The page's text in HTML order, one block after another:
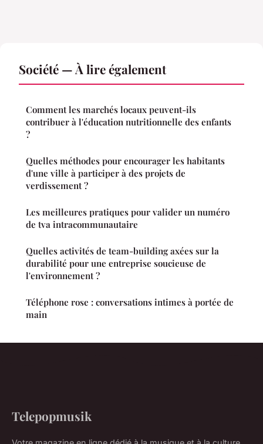
Société — À lire également
Comment les marchés locaux peuvent-ils
contribuer à l'éducation nutritionnelle des enfants
?
Quelles méthodes pour encourager les habitants
d'une ville à participer à des projets de
verdissement ?
Les meilleures pratiques pour valider un numéro
de tva intracommunautaire
Quelles activités de team-building axées sur la
durabilité pour une entreprise soucieuse de
l'environnement ?
Téléphone rose : conversations intimes à portée de
main
Telepopmusik